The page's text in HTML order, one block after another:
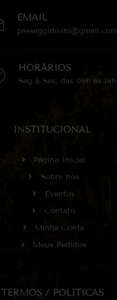
EMAIL
passaggidivini@gmail.com
HORÁRIOS
Seg à Sex, das 09h às 18h
INSTITUCIONAL
Página Inicial
Sobre nós
Eventos
Contato
Minha Conta
Meus Pedidos
TERMOS / POLÍTICAS